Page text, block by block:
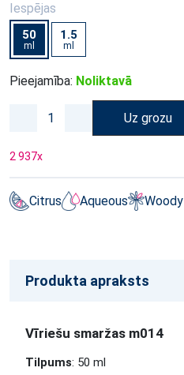
Iespējas
50
ml
1.5
ml
Pieejamība: Noliktavā
Uz grozu
2 937x
Citrus Aqueous Woody
Produkta apraksts
Vīriešu smaržas m014
Tilpums: 50 ml